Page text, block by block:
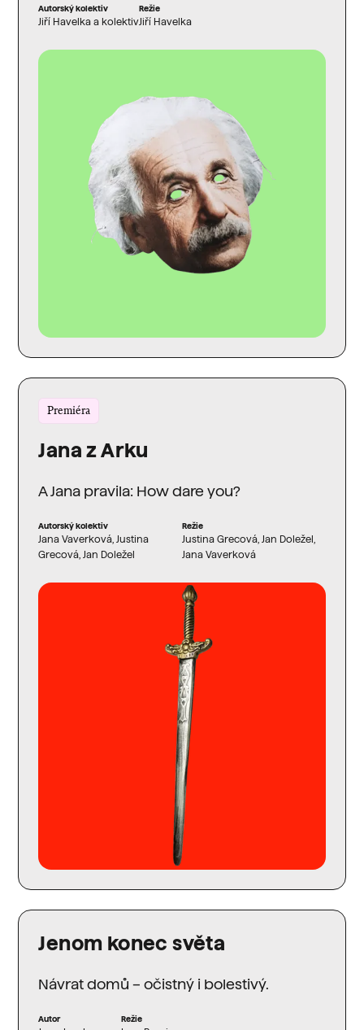
Autorský kolektiv
Jiří Havelka a kolektiv
Režie
Jiří Havelka
Premiéra
Jana z Arku
A Jana pravila: How dare you?
Autorský kolektiv
Jana Vaverková, Justina
Grecová, Jan Doležel
Režie
Justina Grecová, Jan Doležel,
Jana Vaverková
Jenom konec světa
Návrat domů – očistný i bolestivý.
Autor Režie